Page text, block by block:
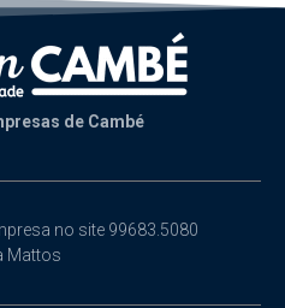
de Cambé
no site 99683.5080
Mattos